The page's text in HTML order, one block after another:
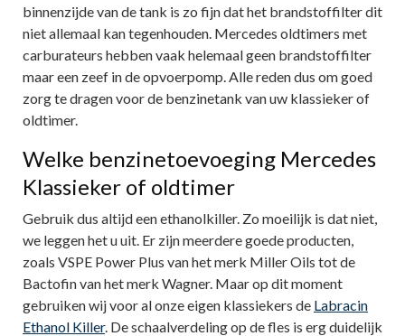
binnenzijde van de tank is zo fijn dat het brandstoffilter dit
niet allemaal kan tegenhouden. Mercedes oldtimers met
carburateurs hebben vaak helemaal geen brandstoffilter
maar een zeef in de opvoerpomp. Alle reden dus om goed
zorg te dragen voor de benzinetank van uw klassieker of
oldtimer.
Welke benzinetoevoeging Mercedes
Klassieker of oldtimer
Gebruik dus altijd een ethanolkiller. Zo moeilijk is dat niet,
we leggen het u uit. Er zijn meerdere goede producten,
zoals VSPE Power Plus van het merk Miller Oils tot de
Bactofin van het merk Wagner. Maar op dit moment
gebruiken wij voor al onze eigen klassiekers de Labracin
Ethanol Killer. De schaalverdeling op de fles is erg duidelijk